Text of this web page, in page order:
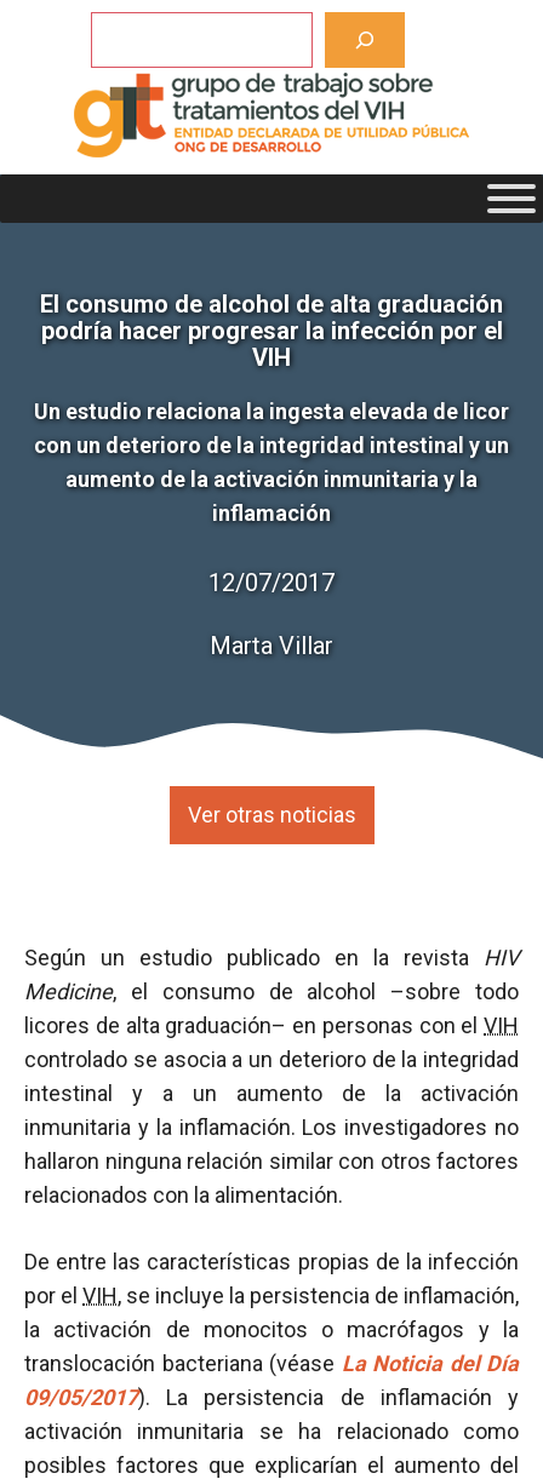
El consumo de alcohol de alta graduación
podría hacer progresar la infección por el
VIH
Un estudio relaciona la ingesta elevada de licor
con un deterioro de la integridad intestinal y un
aumento de la activación inmunitaria y la
inflamación
12/07/2017
Marta Villar
Ver otras noticias
Según un estudio publicado en la revista HIV
Medicine, el consumo de alcohol –sobre todo
licores de alta graduación– en personas con el VIH
controlado se asocia a un deterioro de la integridad
intestinal y a un aumento de la activación
inmunitaria y la inflamación. Los investigadores no
hallaron ninguna relación similar con otros factores
relacionados con la alimentación.
De entre las características propias de la infección
por el VIH, se incluye la persistencia de inflamación,
la activación de monocitos o macrófagos y la
translocación bacteriana (véase La Noticia del Día
09/05/2017). La persistencia de inflamación y
activación inmunitaria se ha relacionado como
posibles factores que explicarían el aumento del